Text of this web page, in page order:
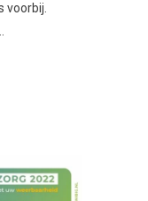
voorbij.